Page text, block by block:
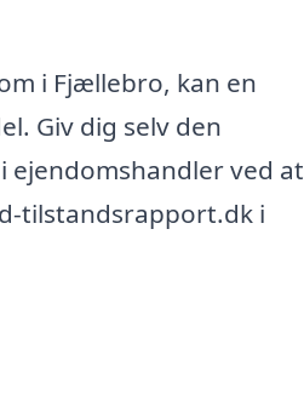
i Fjællebro, kan en
Giv dig selv den
ved at
tilstandsrapport.dk i